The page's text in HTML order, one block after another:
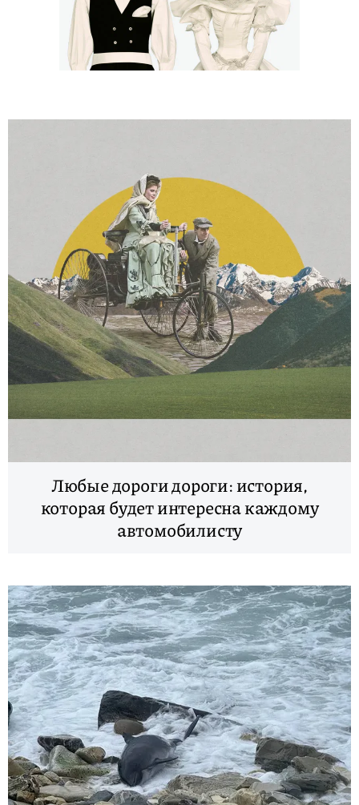
Любые дороги дороги: история,
которая будет интересна каждому
автомобилисту